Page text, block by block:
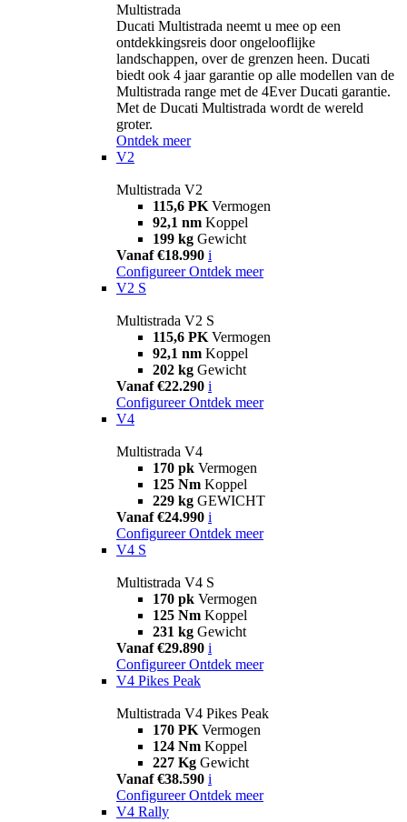
Multistrada
Ducati Multistrada neemt u mee op een
ontdekkingsreis door ongelooflijke
landschappen, over de grenzen heen. Ducati
biedt ook 4 jaar garantie op alle modellen van de
Multistrada range met de 4Ever Ducati garantie.
Met de Ducati Multistrada wordt de wereld
groter.
Ontdek meer
V2
Multistrada V2
115,6 PK Vermogen
92,1 nm Koppel
199 kg Gewicht
Vanaf €18.990 i
Configureer Ontdek meer
V2 S
Multistrada V2 S
115,6 PK Vermogen
92,1 nm Koppel
202 kg Gewicht
Vanaf €22.290 i
Configureer Ontdek meer
V4
Multistrada V4
170 pk Vermogen
125 Nm Koppel
229 kg GEWICHT
Vanaf €24.990 i
Configureer Ontdek meer
V4 S
Multistrada V4 S
170 pk Vermogen
125 Nm Koppel
231 kg Gewicht
Vanaf €29.890 i
Configureer Ontdek meer
V4 Pikes Peak
Multistrada V4 Pikes Peak
170 PK Vermogen
124 Nm Koppel
227 Kg Gewicht
Vanaf €38.590 i
Configureer Ontdek meer
V4 Rally